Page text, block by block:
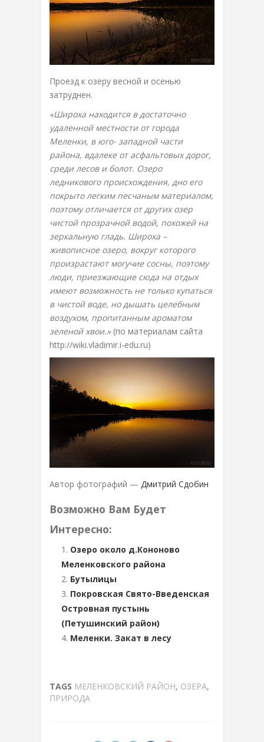
Проезд к озеру весной и осенью
затруднен.
«Широха находится в достаточно
удаленной местности от города
Меленки, в юго- западной части
района, вдалеке от асфальтовых дорог,
среди лесов и болот. Озеро
ледникового происхождения, дно его
покрыто легким песчаным материалом,
поэтому отличается от других озер
чистой прозрачной водой, похожей на
зеркальную гладь. Широха –
живописное озеро, вокруг которого
произрастают могучие сосны, поэтому
люди, приезжающие сюда на отдых
имеют возможность не только купаться
в чистой воде, но дышать целебным
воздухом, пропитанным ароматом
зеленой хвои.» (по материалам сайта
http://wiki.vladimir.i-edu.ru)
Автор фотографий — Дмитрий Сдобин
Возможно Вам Будет
Интересно:
Озеро около д.Кононово
Меленковского района
Бутылицы
Покровская Свято-Введенская
Островная пустынь
(Петушинский район)
Меленки. Закат в лесу
TAGS МЕЛЕНКОВСКИЙ РАЙОН, ОЗЕРА,
ПРИРОДА